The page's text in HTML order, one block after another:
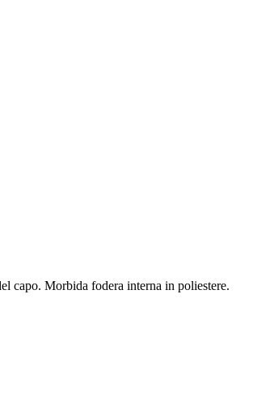
capo. Morbida fodera interna in poliestere.